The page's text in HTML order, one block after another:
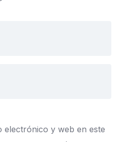
y web en este